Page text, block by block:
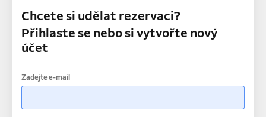
Chcete si udělat rezervaci?
Přihlaste se nebo si vytvořte nový
účet
Zadejte e-mail